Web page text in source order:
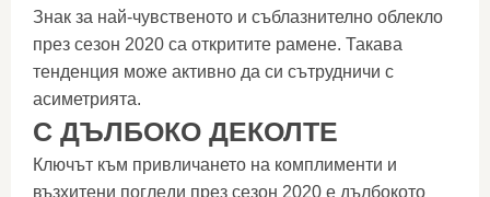
Знак за най-чувственото и съблазнително облекло
през сезон 2020 са откритите рамене. Такава
тенденция може активно да си сътрудничи с
асиметрията.
С ДЪЛБОКО ДЕКОЛТЕ
Ключът към привличането на комплименти и
възхитени погледи през сезон 2020 е дълбокото